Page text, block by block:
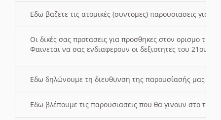
Εδω βαζετε τις ατομικές (συντομες) παρουσιασεις για
Οι δικές σας προτασεις για προσθηκες στον ορισμο
Φαινεται να σας ενδιαφερουν οι δεξιοτητες του 21ου
Εδω δηλώνουμε τη διευθυνση της παρουσίασής μας
Εδω βλέπουμε τις παρουσιασεις που θα γινουν στο